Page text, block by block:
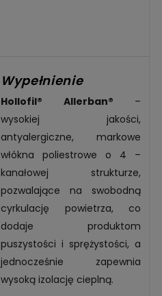
Wypełnienie
Hollofil® Allerban® –
wysokiej jakości,
antyalergiczne, markowe
włókna poliestrowe o 4 –
kanałowej strukturze,
pozwalające na swobodną
cyrkulację powietrza, co
dodaje produktom
puszystości i sprężystości, a
jednocześnie zapewnia
wysoką izolację cieplną.